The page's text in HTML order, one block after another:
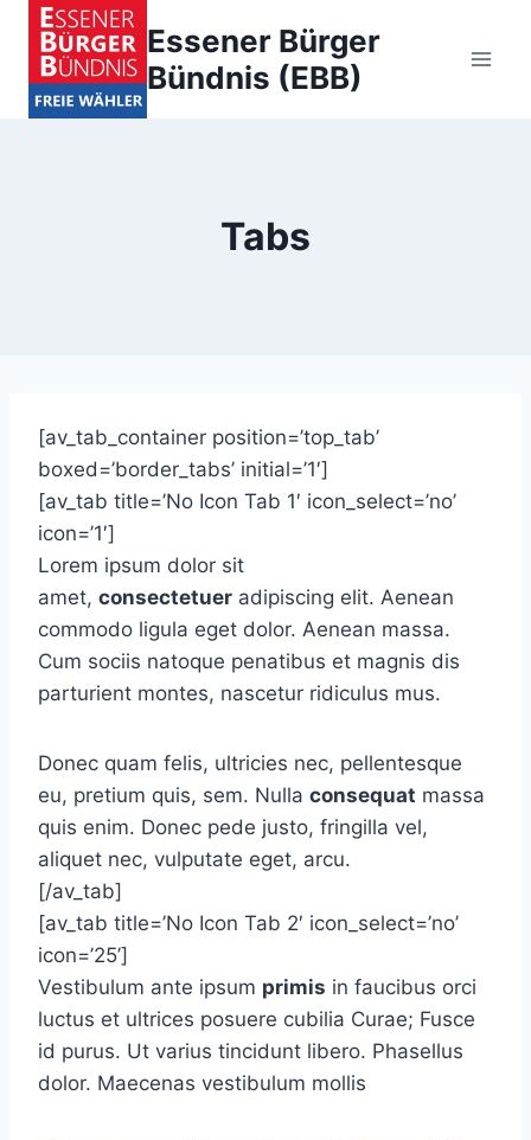
Zum
Inhalt
springen
Essener Bürger
Bündnis (EBB)
Tabs
[av_tab_container position=’top_tab’
boxed=’border_tabs’ initial=’1′]
[av_tab title=’No Icon Tab 1′ icon_select=’no’
icon=’1′]
Lorem ipsum dolor sit
amet, consectetuer adipiscing elit. Aenean
commodo ligula eget dolor. Aenean massa.
Cum sociis natoque penatibus et magnis dis
parturient montes, nascetur ridiculus mus.
Donec quam felis, ultricies nec, pellentesque
eu, pretium quis, sem. Nulla consequat massa
quis enim. Donec pede justo, fringilla vel,
aliquet nec, vulputate eget, arcu.
[/av_tab]
[av_tab title=’No Icon Tab 2′ icon_select=’no’
icon=’25’]
Vestibulum ante ipsum primis in faucibus orci
luctus et ultrices posuere cubilia Curae; Fusce
id purus. Ut varius tincidunt libero. Phasellus
dolor. Maecenas vestibulum mollis